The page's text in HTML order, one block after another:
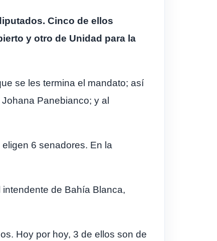
Cinco de ellos
y otro de Unidad para la
se les termina el mandato; así
Panebianco; y al
6 senadores. En la
intendente de Bahía Blanca,
Hoy por hoy, 3 de ellos son de